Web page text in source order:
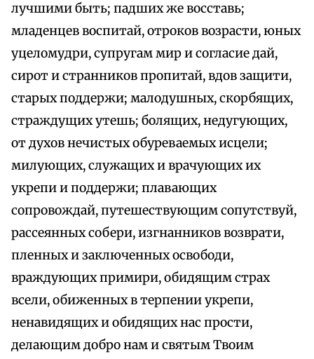
лучшими быть; падших же восставь;
младенцев воспитай, отроков возрасти, юных
уцеломудри, супругам мир и согласие дай,
сирот и странников пропитай, вдов защити,
старых поддержи; малодушных, скорбящих,
страждущих утешь; болящих, недугующих,
от духов нечистых обуреваемых исцели;
милующих, служащих и врачующих их
укрепи и поддержи; плавающих
сопровождай, путешествующим сопутствуй,
рассеянных собери, изгнанников возврати,
пленных и заключенных освободи,
враждующих примири, обидящим страх
всели, обиженных в терпении укрепи,
ненавидящих и обидящих нас прости,
делающим добро нам и святым Твоим